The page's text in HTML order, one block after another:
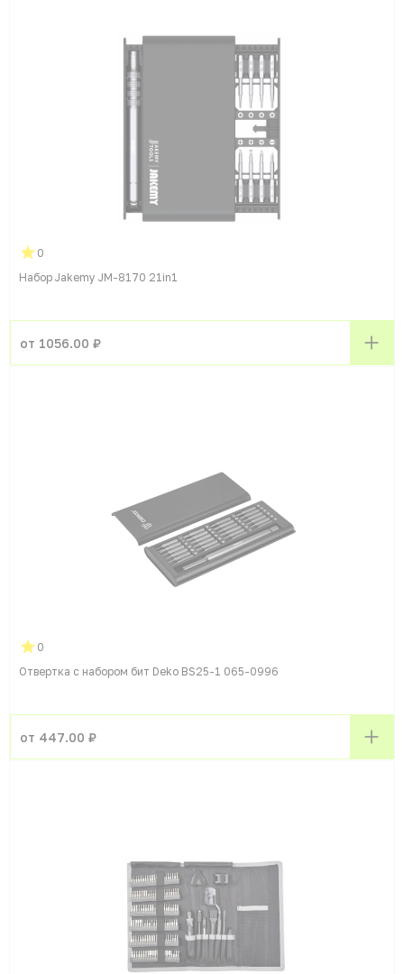
0
Набор Jakemy JM-8170 21in1
от 1056.00 ₽
0
Отвертка с набором бит Deko BS25-1 065-0996
от 447.00 ₽